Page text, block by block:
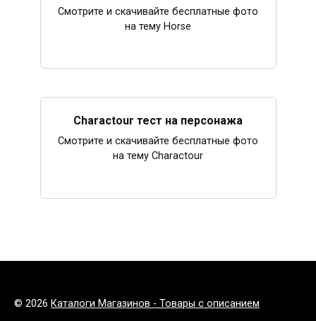
Смотрите и скачивайте бесплатные фото
на тему Horse
Charactour тест на персонажа
Смотрите и скачивайте бесплатные фото
на тему Charactour
© 2026 Каталоги Магазинов - Товары с описанием